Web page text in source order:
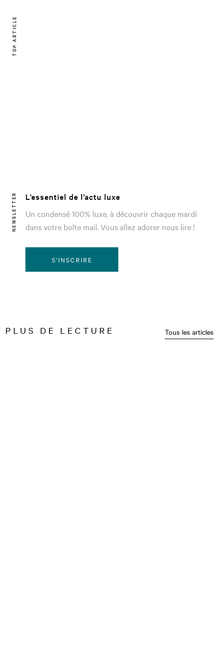
TOP ARTICLE
NEWSLETTER
L’essentiel de l’actu luxe
Un condensé 100% luxe, à découvrir chaque mardi
dans votre boîte mail. Vous allez adorer nous lire !
S'INSCRIRE
PLUS DE LECTURE Tous les articles